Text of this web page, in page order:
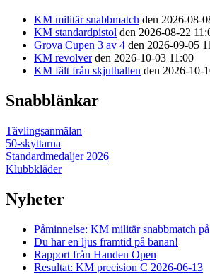
KM militär snabbmatch den 2026-08-
KM standardpistol den 2026-08-22
Grova Cupen 3 av 4 den 2026-09-05
KM revolverden 2026-10-03 11:00
KM fält från skjuthallen den 2026-10-
Snabblänkar
Tävlingsanmälan
50-skyttarna
Standardmedaljer 2026
Klubbkläder
Nyheter
Påminnelse: KM militär snabbmatch
Du har en ljus framtid på banan!
Rapport från Handen Open
Resultat: KM precision C 2026-06-13